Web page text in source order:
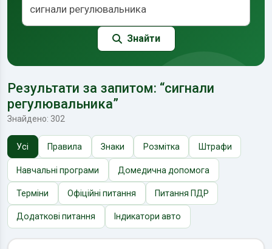
Знайти
Результати за запитом: “сигнали
регулювальника”
Знайдено: 302
Усі Правила Знаки Розмітка Штрафи
Навчальні програми Домедична допомога
Терміни Офіційні питання Питання ПДР
Додаткові питання Індикатори авто